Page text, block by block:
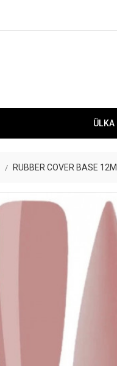
ÜLKA
RUBBER COVER BASE 12ML